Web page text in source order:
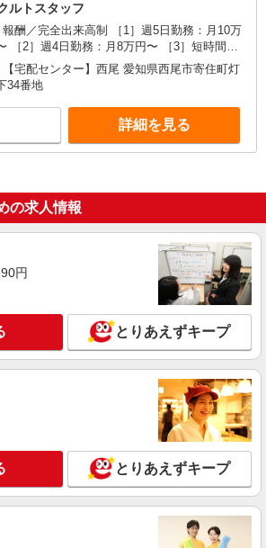
ルトスタッフ
報酬／完全出来高制 ［1］週5日勤務：月10万
［2］週4日勤務：月8万円〜 ［3］短時間勤
月8万円固定 ※［1］［2］月額例/完全出来高
6か月間補償あり） ◎扶養の範囲内OK ◎扶養
囲を超えた高収入も応相談 働ける時間や環境
わせて最大限に考慮します。 初めての方・少
も不安のある方、お気軽にお問い合わせくだ
！ ※収入補償/月10万円（週5日勤務） ※収入
以上コース新導入(8:30〜15:30）
【宅配センター】西尾 愛知県西尾市寄住町灯
34番地
詳細を見る
の求人情報
円
とりあえずキープ
とりあえずキープ